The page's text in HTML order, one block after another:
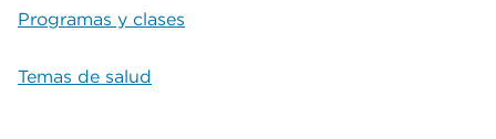
Programas y clases
Temas de salud